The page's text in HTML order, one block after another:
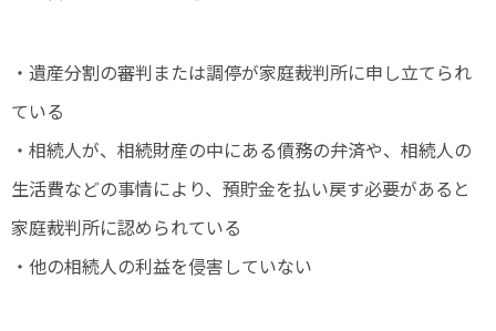
・遺産分割の審判または調停が家庭裁判所に申し立てられ
ている
・相続人が、相続財産の中にある債務の弁済や、相続人の
生活費などの事情により、預貯金を払い戻す必要があると
家庭裁判所に認められている
・他の相続人の利益を侵害していない